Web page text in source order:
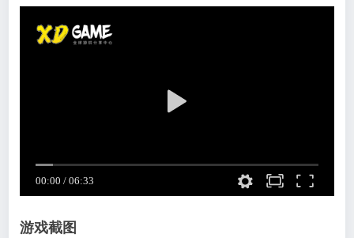
游戏截图